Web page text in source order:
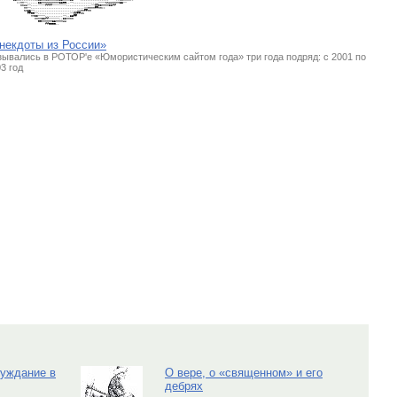
::MM""!!!!!!BBMMMMMMMMMMBBee!!""!!!!!!!!!!!!!!""""zzUUMMMMBB""
wwUU""!!!!""""ffff""""""""!!!!!!!!!!!!!!""ffDDMMMMDDff
MM""!!!!!!!!!!!!!!!!!!!!!!!!!!!!!!""nnMM##nn::
zzDD""!!!!!!!!!!!!!!!!!!!!!!!!""nn##nn
##ee""!!!!!!!!!!!!!!!!!!""ff##zz
MMDD""""!!!!!!!!!!""!!BB##
MMMMDDff""""""!!DDMMnn
eeMMMMMMBBMMMMUU
ffeeee!!
из России»
в РОТОР'е «Юмористическим сайтом года» три года подряд: с 2001 по
год
в
О вере, о «священном» и его
дебрях